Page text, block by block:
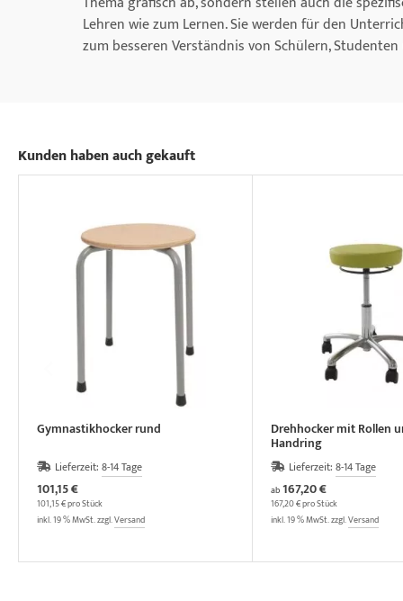
Lehren wie zum Lernen. Sie werden für den
zum besseren Verständnis von Schülern,
Kunden haben auch gekauft
Gymnastikhocker rund
Lieferzeit: 8-14 Tage
101,15 €
101,15 € pro Stück
inkl. 19 % MwSt. zzgl.Versand
Drehhocker mit Rollen
Handring
Lieferzeit:8-14 Tage
ab 167,20 €
167,20 € pro Stück
inkl. 19 % MwSt. zzgl.Versand